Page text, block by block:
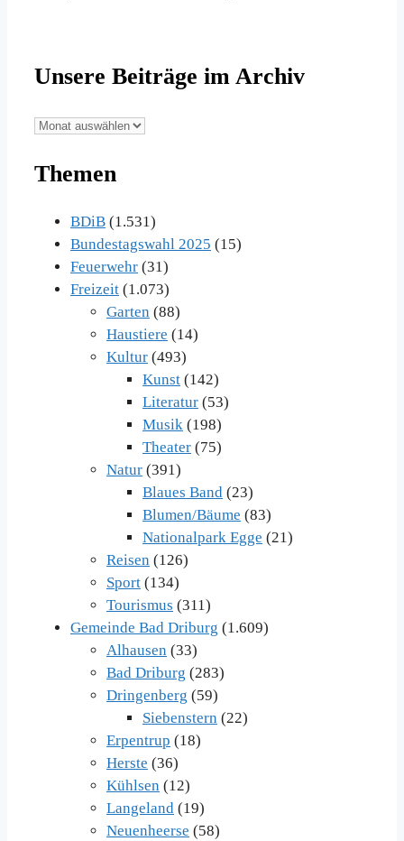
Unsere Beiträge im Archiv
Unsere
im
Themen
BDiB (1.531)
Bundestagswahl 2025 (15)
Feuerwehr (31)
Freizeit (1.073)
Garten (88)
Haustiere (14)
Kultur (493)
Kunst (142)
Literatur (53)
Musik (198)
Theater (75)
Natur (391)
Blaues Band (23)
Blumen/Bäume (83)
Nationalpark Egge (21)
Reisen (126)
Sport (134)
Tourismus (311)
Gemeinde Bad Driburg (1.609)
Alhausen (33)
Bad Driburg (283)
Dringenberg (59)
Siebenstern (22)
Erpentrup (18)
Herste (36)
Kühlsen (12)
Langeland (19)
Neuenheerse (58)